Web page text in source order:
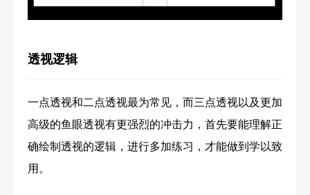
透视逻辑
一点透视和二点透视最为常见，而三点透视以及更加
高级的鱼眼透视有更强烈的冲击力，首先要能理解正
确绘制透视的逻辑，进行多加练习，才能做到学以致
用。